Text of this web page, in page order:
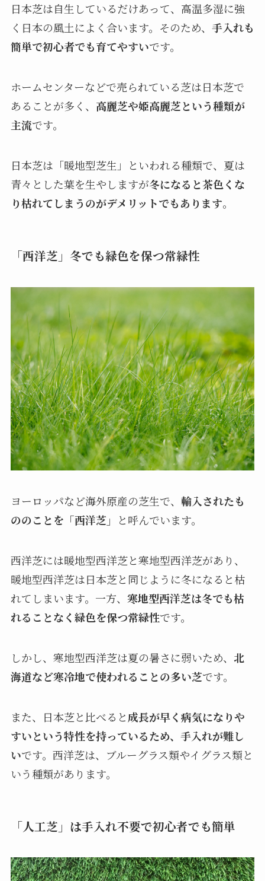
日本芝は自生しているだけあって、高温多湿に強
く日本の風土によく合います。そのため、 手入れも
簡単で初心者でも育てやすいです。
ホームセンターなどで売られている芝は日本芝で
あることが多く、 高麗芝や姫高麗芝という種類が
主流です。
日本芝は「暖地型芝生」といわれる種類で、夏は
青々とした葉を生やしますが冬になると茶色くな
り枯れてしまうのがデメリットでもあります。
「西洋芝」冬でも緑色を保つ常緑性
ヨーロッパなど海外原産の芝生で、 輸入されたも
ののことを「西洋芝」
と呼んでいます。
西洋芝には暖地型西洋芝と寒地型西洋芝があり、
暖地型西洋芝は日本芝と同じように冬になると枯
れてしまいます。一方、 寒地型西洋芝は冬でも枯
れることなく緑色を保つ常緑性です。
しかし、寒地型西洋芝は夏の暑さに弱いため、 北
海道など寒冷地で使われることの多い芝です。
また、日本芝と比べると成長が早く病気になりや
すいという特性を持っているため、手入れが難し
いです。西洋芝は、ブルーグラス類やイグラス類と
いう種類があります。
「人工芝」は手入れ不要で初心者でも簡単